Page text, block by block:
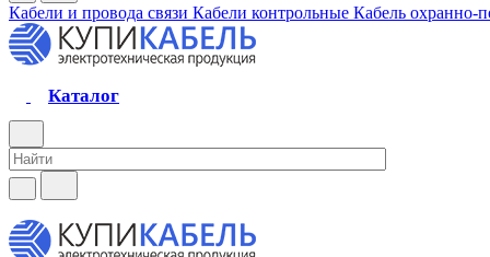
Кабели и провода связи Кабели контрольные Кабель охранно-
Каталог